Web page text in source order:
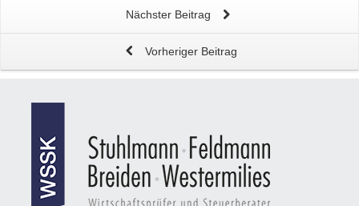
Nächster Beitrag
Vorheriger Beitrag